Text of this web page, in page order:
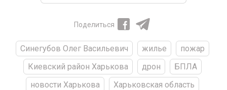
Поделиться
Синегубов Олег Васильевич жилье
пожар
Киевский район Харькова
дрон
БПЛА
новости Харькова
Харьковская область